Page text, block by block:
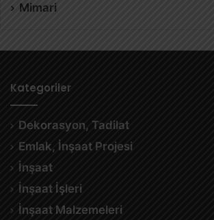
Mimari
Kategoriler
Dekorasyon, Tadilat
Emlak, İnşaat Projesi
İnşaat
İnşaat İşleri
İnşaat Malzemeleri